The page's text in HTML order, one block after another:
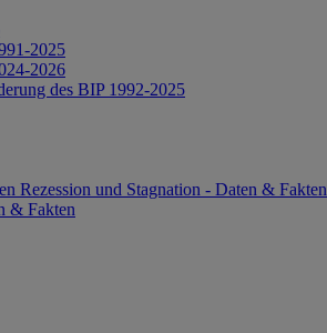
2025
2026
des BIP 1992-2025
Rezession und Stagnation - Daten & Fakten
& Fakten